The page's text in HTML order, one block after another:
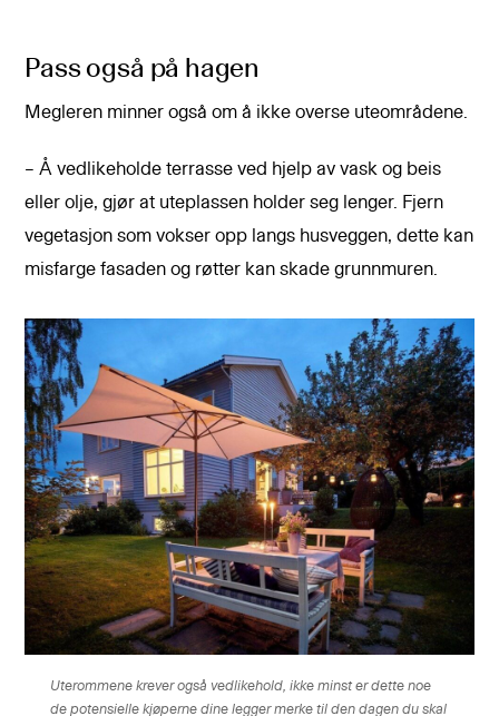
Pass også på hagen
Megleren minner også om å ikke overse uteområdene.
– Å vedlikeholde terrasse ved hjelp av vask og beis
eller olje, gjør at uteplassen holder seg lenger. Fjern
vegetasjon som vokser opp langs husveggen, dette kan
misfarge fasaden og røtter kan skade grunnmuren.
Uterommene krever også vedlikehold, ikke minst er dette noe
de potensielle kjøperne dine legger merke til den dagen du skal